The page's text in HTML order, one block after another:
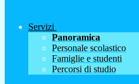
Servizi
Panoramica
Personale scolastico
Famiglie e studenti
Percorsi di studio